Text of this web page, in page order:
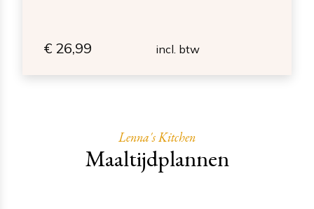
€ 26,99 incl. btw
Lenna's Kitchen
Maaltijdplannen